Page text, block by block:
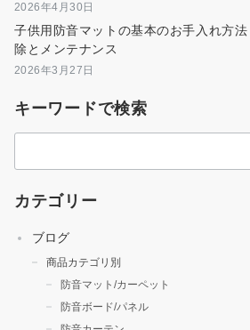
2026年4月30日
子供用防音マットの基本のお手入れ方
除とメンテナンス
2026年3月27日
キーワードで検索
カテゴリー
ブログ
商品カテゴリ別
防音マット/カーペット
防音ボード/パネル